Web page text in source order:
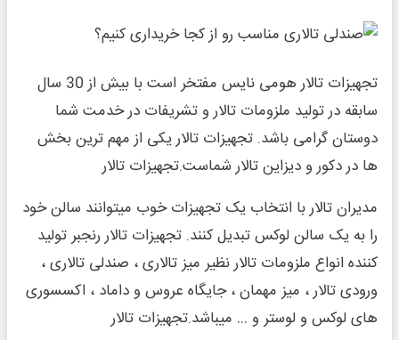
تجهیزات تالار هومی نایس مفتخر است با بیش از 30 سال
سابقه در تولید ملزومات تالار و تشریفات در خدمت شما
دوستان گرامی باشد. تجهیزات تالار یکی از مهم ترین بخش
ها در دکور و دیزاین تالار شماست.تجهیزات تالار
مدیران تالار با انتخاب یک تجهیزات خوب میتوانند سالن خود
را به یک سالن لوکس تبدیل کنند. تجهیزات تالار رنجبر تولید
کننده انواع ملزومات تالار نظیر میز تالاری ، صندلی تالاری ،
ورودی تالار ، میز مهمان ، جایگاه عروس و داماد ، اکسسوری
های لوکس و لوستر و … میباشد.تجهیزات تالار